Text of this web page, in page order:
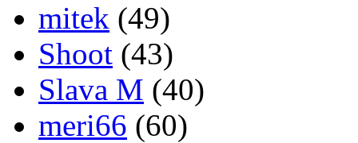
mitek (49)
Shoot (43)
Slava M (40)
meri66 (60)